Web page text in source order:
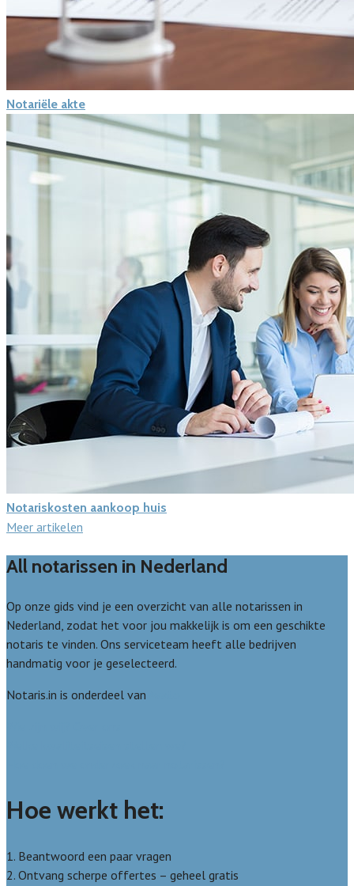
Notariële akte
Notariskosten aankoop huis
Meer artikelen
All notarissen in Nederland
Op onze gids vind je een overzicht van alle notarissen in
Nederland, zodat het voor jou makkelijk is om een geschikte
notaris te vinden. Ons serviceteam heeft alle bedrijven
handmatig voor je geselecteerd.
Notaris.in is onderdeel van
Hoe werkt het:
1. Beantwoord een paar vragen
2. Ontvang scherpe offertes – geheel gratis